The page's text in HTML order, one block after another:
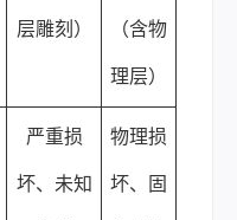
层雕刻） （含物
理层）
严重损
坏、未知
物理损
坏、固